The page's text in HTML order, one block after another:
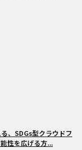
、SDGs型クラウドフ
性を広げる方...